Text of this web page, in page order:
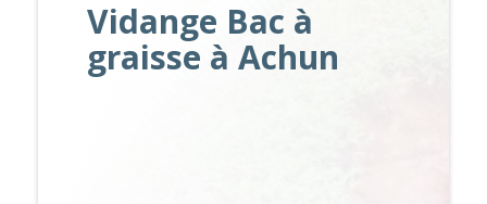
Vidange Bac à
graisse à Achun